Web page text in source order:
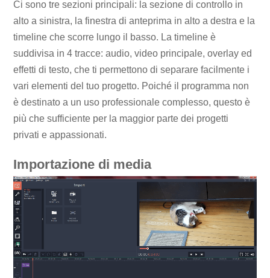
Ci sono tre sezioni principali: la sezione di controllo in
alto a sinistra, la finestra di anteprima in alto a destra e la
timeline che scorre lungo il basso. La timeline è
suddivisa in 4 tracce: audio, video principale, overlay ed
effetti di testo, che ti permettono di separare facilmente i
vari elementi del tuo progetto. Poiché il programma non
è destinato a un uso professionale complesso, questo è
più che sufficiente per la maggior parte dei progetti
privati ​​e appassionati.
Importazione di media